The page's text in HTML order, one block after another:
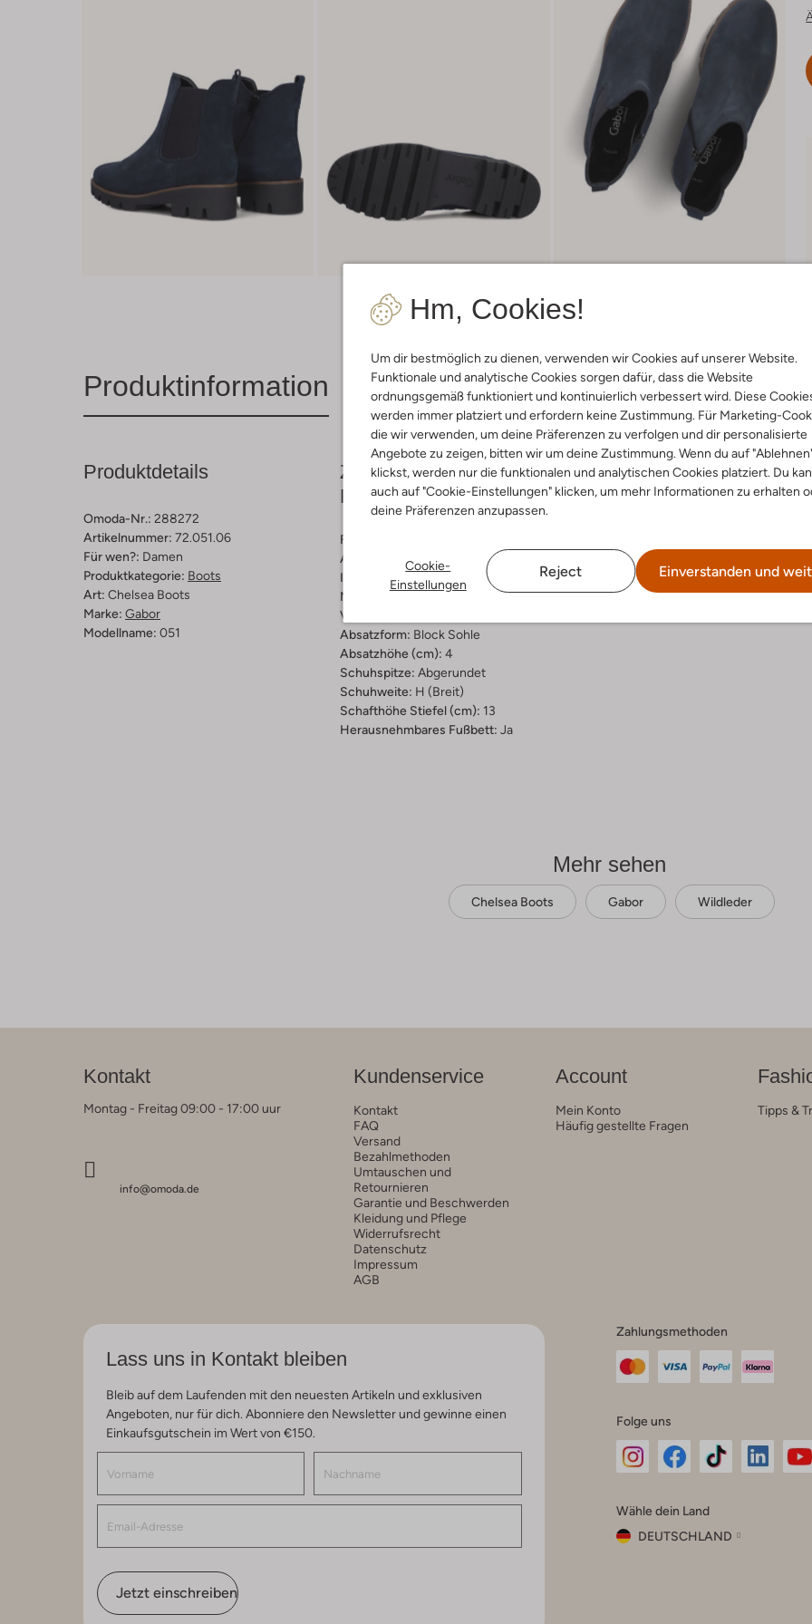
Hm, Cookies!
Um dir bestmöglich zu dienen, verwenden wir Cookies auf unserer Website.
Funktionale und analytische Cookies sorgen dafür, dass die Website
ordnungsgemäß funktioniert und kontinuierlich verbessert wird. Diese
werden immer platziert und erfordern keine Zustimmung. Für Marketing-
die wir verwenden, um deine Präferenzen zu verfolgen und dir personalisierte
Angebote zu zeigen, bitten wir um deine Zustimmung. Wenn du auf
klickst, werden nur die funktionalen und analytischen Cookies platziert. Du
auch auf "Cookie-Einstellungen" klicken, um mehr Informationen zu erhalten
deine Präferenzen anzupassen.
Cookie-
Einstellungen
Reject Einverstanden und
Produktinformation Lieferung & Rückgabe
Produktdetails
Omoda-Nr.: 288272
Artikelnummer: 72.051.06
Für wen?: Damen
Produktkategorie: Boots
Art: Chelsea Boots
Marke: Gabor
Modellname: 051
Zusammensetzung &
Passform
Farbe :
Außenmaterial:
Wildleder
Innenmaterial:
Leder, Stoff/textil
Material Sohle:
Gummi
Verschluss:
Absatzform: Block Sohle
Absatzhöhe (cm): 4
Schuhspitze: Abgerundet
Schuhweite: H (breit)
Schafthöhe Stiefel (cm): 13
Herausnehmbares Fußbett: Ja
Mehr sehen
Chelsea Boots Gabor Wildleder
Kontakt
Montag - Freitag 09:00 - 17:00 uur
info@omoda.de
Kundenservice
Kontakt
FAQ
Versand
Bezahlmethoden
Umtauschen und
Retournieren
Garantie und Beschwerden
Kleidung und Pflege
Widerrufsrecht
Datenschutz
Impressum
AGB
Account
Mein Konto
Häufig gestellte Fragen
Tipps &
Lass uns in Kontakt bleiben
Bleib auf dem Laufenden mit den neuesten Artikeln und exklusiven
Angeboten, nur für dich. Abonniere den Newsletter und gewinne einen
Einkaufsgutschein im Wert von €150.
Jetzt einschreiben
Zahlungsmethoden
Folge uns
Instagram
Facebook
TikTok
Wähle dein Land
DEUTSCHLAND